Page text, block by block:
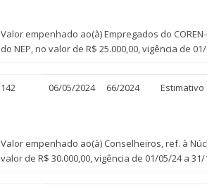
Valor empenhado ao(à) Empregados do
do NEP, no valor de R$ 25.000,00, vigência de
142 06/05/2024 66/2024 Estimativo
Valor empenhado ao(à) Conselheiros, ref. à
valor de R$ 30.000,00, vigência de 01/05/24 a 31/